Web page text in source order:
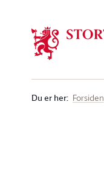
Du er her: Forsiden